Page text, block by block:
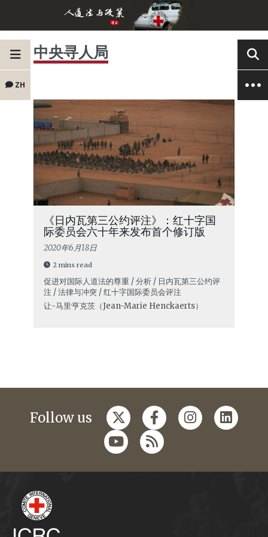
ZH
中央寻人局
《日内瓦第三公约评注》：红十字国
际委员会六十年来发布首个修订版
2020年6月18日
2 mins read
促进对国际人道法的尊重 / 分析 / 日内瓦第三公约评
注 / 法律与冲突 / 红十字国际委员会评注
让-马里·亨克茨（Jean-Marie Henckaerts）
Follow us